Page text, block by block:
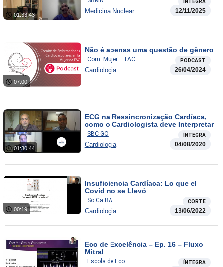
01:33:43
ÍNTEGRA
Medicina Nuclear 12/11/2025
07:00
Não é apenas uma questão de gênero
Com. Mujer – FAC PODCAST
Cardiologia 26/04/2024
01:30:44
ECG na Ressincronização Cardíaca,
como o Cardiologista deve Interpretar
SBC GO ÍNTEGRA
Cardiologia 04/08/2020
00:19
Insuficiencia Cardíaca: Lo que el
Covid no se Llevó
So.Ca.BA CORTE
Cardiologia 13/06/2022
Eco de Excelência – Ep. 16 – Fluxo
Mitral
Escola de Eco ÍNTEGRA